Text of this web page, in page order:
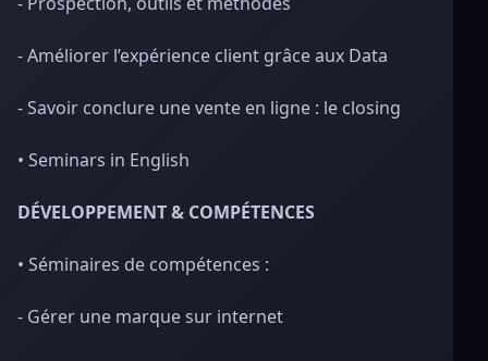
- Améliorer l’expérience client grâce aux Data
- Savoir conclure une vente en ligne : le closing
• Seminars in English
DÉVELOPPEMENT & COMPÉTENCES
• Séminaires de compétences :
- Gérer une marque sur internet